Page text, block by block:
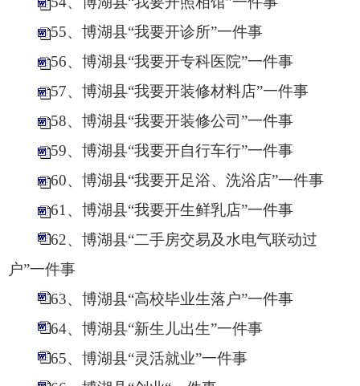
55、博湖县“我要开诊所”一件事
56、博湖县“我要开专科医院”一件事
57、博湖县“我要开装修材料店”一件事
58、博湖县“我要开装修公司”一件事
59、博湖县“我要开自行车行”一件事
60、博湖县“我要开足浴、洗浴店”一件事
61、博湖县“我要开生鲜乳店”一件事
62、博湖县“二手房交易及水电气联动过
户”一件事
63、博湖县“高校毕业生落户”一件事
64、博湖县“新生儿出生”一件事
65、博湖县“灵活就业”一件事